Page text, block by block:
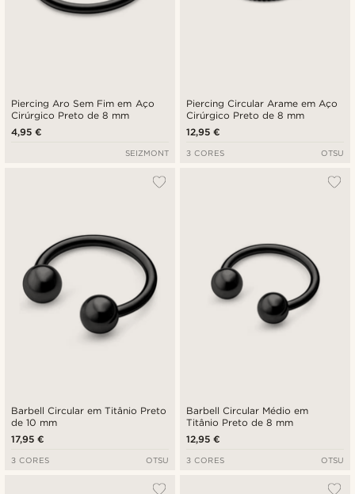
Piercing Aro Sem Fim em Aço
Cirúrgico Preto de 8 mm
4,95 €
SEIZMONT
Piercing Circular Arame em Aço
Cirúrgico Preto de 8 mm
12,95 €
3 CORES OTSU
Barbell Circular em Titânio Preto
de 10 mm
17,95 €
3 CORES OTSU
Barbell Circular Médio em
Titânio Preto de 8 mm
12,95 €
3 CORES OTSU